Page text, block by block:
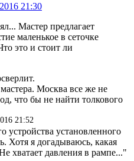
21:30
Мастер предлагает
маленькое в сеточке
это и стоит ли
Москва все же не
что бы не найти толкового
21:52
устройства установленного
Хотя я догадываюсь, какая
хватает давления в рампе..."